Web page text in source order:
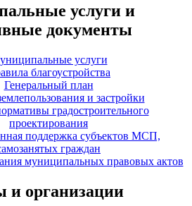
услуги и
документы
услуги
благоустройства
Генеральный план
и застройки
градостроительного
проектирования
поддержка субъектов МСП,
граждан
муниципальных правовых актов
и организации